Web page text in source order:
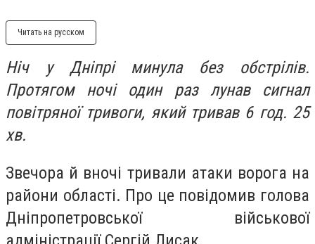
Читать на русском
Ніч у Дніпрі минула без обстрілів.
Протягом ночі один раз лунав сигнал
повітряної тривоги, який тривав 6 год. 25
хв.
Звечора й вночі тривали атаки ворога на
райони області. Про це повідомив голова
Дніпропетровської військової